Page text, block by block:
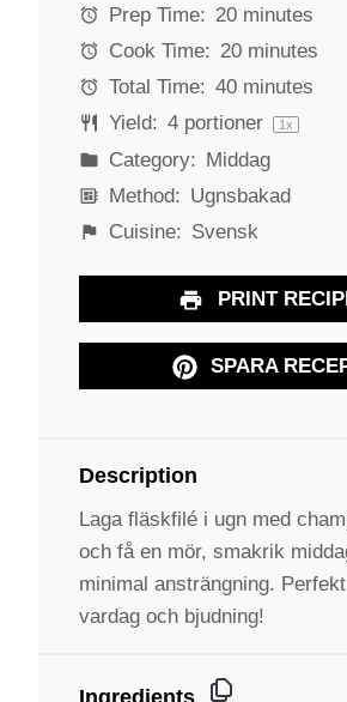
r
a
r
s
a
r
s
a
r
s
aPrep Time: 20 minutes
Cook Time: 20 minutes
Total Time: 40 minutes
Yield: 4portioner 1x
Category: Middag
Method: Ugnsbakad
Cuisine: Svensk
PRINT
SPARA
Description
Laga fläskfilé i ugn med
och få en mör, smakrik
minimal ansträngning.
vardag och bjudning!
Ingredients